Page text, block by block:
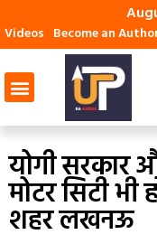
Videos Become an
योगी सरकार
मोटर सिटी
शहर लखनऊ